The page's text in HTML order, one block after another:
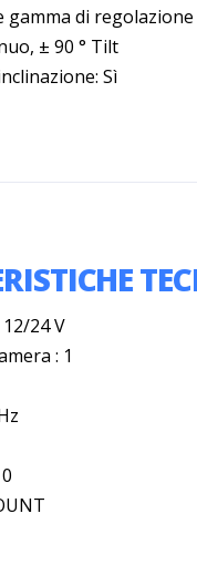
di
± 90 ° Tilt
Sì
24 V
: 1